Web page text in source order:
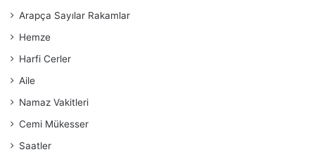
Arapça Sayılar Rakamlar
Hemze
Harfi Cerler
Aile
Namaz Vakitleri
Cemi Mükesser
Saatler